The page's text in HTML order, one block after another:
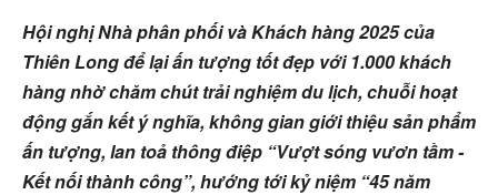
Hội nghị Nhà phân phối và Khách hàng 2025 của
Thiên Long để lại ấn tượng tốt đẹp với 1.000 khách
hàng nhờ chăm chút trải nghiệm du lịch, chuỗi hoạt
động gắn kết ý nghĩa, không gian giới thiệu sản phẩm
ấn tượng, lan toả thông điệp “Vượt sóng vươn tầm -
Kết nối thành công”, hướng tới kỷ niệm “45 năm